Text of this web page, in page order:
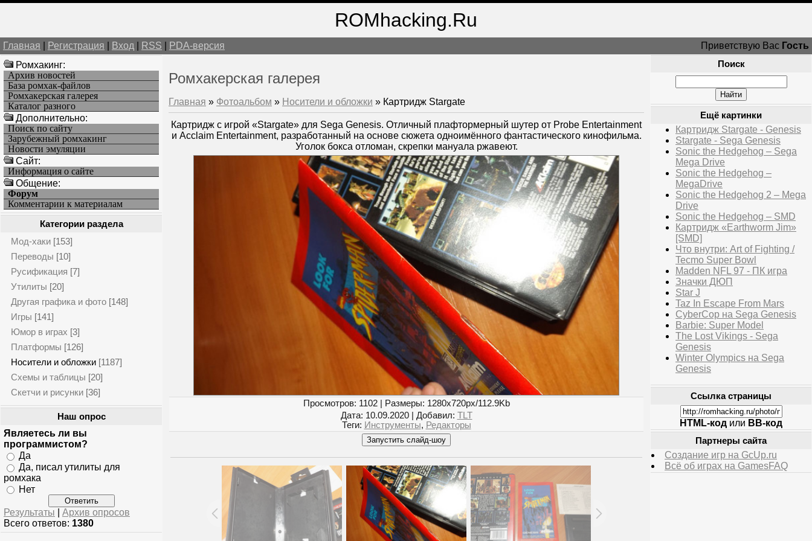
ROMhacking.Ru
Главная Регистрация Вход RSS PDA-версия Приветствую Вас Гость
Ромхакинг:
Архив новостей
База ромхак-файлов
Ромхакерская галерея
Каталог разного
Дополнительно:
Поиск по сайту
Зарубежный ромхакинг
Новости эмуляции
Cайт:
Информация о сайте
Общение:
Форум
Комментарии к материалам
Категории раздела
Мод-хаки [153]
Переводы [10]
Русификация [7]
Утилиты [20]
Другая графика и фото [148]
Игры [141]
Юмор в играх [3]
Платформы [126]
Носители и обложки [1187]
Схемы и таблицы [20]
Скетчи и рисунки [36]
Наш опрос
Являетесь ли вы
программистом?
Да
Да, писал утилиты для
ромхака
Нет
Результаты
Архив опросов
Всего ответов: 1380
Ромхакерская галерея
Главная » Фотоальбом » Носители и обложки » Картридж Stargate
Картридж с игрой «Stargate» для Sega Genesis. Отличный плафтормерный шутер от Probe Entertainment
и Acclaim Entertainment, разработанный на основе сюжета одноимённого фантастического кинофильма.
Уголок бокса отломан, скрепки мануала ржавеют.
Просмотров: 1102 | Размеры: 1280x720px/112.9Kb
Дата: 10.09.2020 | Добавил: TLT
Теги: Инструменты, Редакторы
Поиск
Ещё картинки
Картридж Stargate - Genesis
Stargate - Sega Genesis
Sonic the Hedgehog – Sega
Mega Drive
Sonic the Hedgehog –
MegaDrive
Sonic the Hedgehog 2 – Mega
Drive
Sonic the Hedgehog – SMD
Картридж «Earthworm Jim»
[SMD]
Что внутри: Art of Fighting /
Tecmo Super Bowl
Madden NFL 97 - ПК игра
Значки ДЮП
Star J
Taz In Escape From Mars
CyberCop на Sega Genesis
Barbie: Super Model
The Lost Vikings - Sega
Genesis
Winter Olympics на Sega
Genesis
Ссылка страницы
HTML-код или BB-код
Партнеры сайта
Создание игр на GcUp.ru
Всё об играх на GamesFAQ